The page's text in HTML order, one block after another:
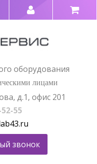
оборудования
лицами
д.1, офис 201
55
звонок